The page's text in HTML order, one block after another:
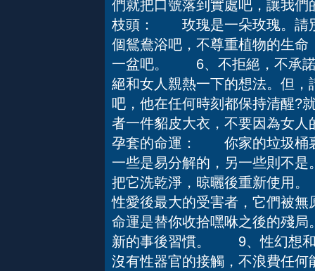
們就把口號落到實處吧，讓我
枝頭： 玫瑰是一朵玫瑰。請
個鴛鴦浴吧，不尊重植物的生
一盆吧。 6、不拒絕，不承
絕和女人親熱一下的想法。但
吧，他在任何時刻都保持清醒?
者一件貂皮大衣，不要因為女
孕套的命運： 你家的垃圾桶
一些是易分解的，另一些則不
把它洗乾淨，晾曬後重新使
性愛後最大的受害者，它們被
命運是替你收拾嘿咻之後的殘
新的事後習慣。 9、性幻想
沒有性器官的接觸，不浪費任